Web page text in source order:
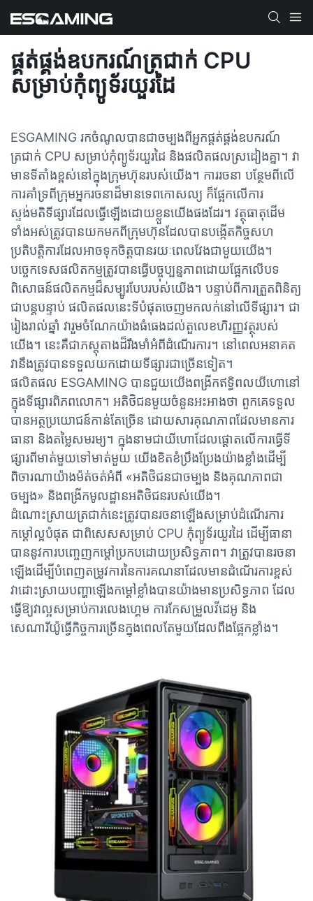
ផ្គត់ផ្គង់ឧបករណ៍ត្រជាក់ CPU
សម្រាប់កុំព្យូទ័រយួរដៃ
ESGAMING រកចំណូលបានជាចម្បងពីអ្នកផ្គត់ផ្គង់ឧបករណ៍
ត្រជាក់ CPU សម្រាប់កុំព្យូទ័រយួរដៃ និងផលិតផលស្រដៀងគ្នា។ វា
មានទីតាំងខ្ពស់នៅក្នុងក្រុមហ៊ុនរបស់យើង។ ការរចនា បន្ថែមពីលើ
ការគាំទ្រពីក្រុមអ្នករចនាដ៏មានទេពកោសល្យ ក៏ផ្អែកលើការ
ស្ទង់មតិទីផ្សារដែលធ្វើឡើងដោយខ្លួនយើងផងដែរ។ វត្ថុធាតុដើម
ទាំងអស់ត្រូវបានយកមកពីក្រុមហ៊ុនដែលបានបង្កើតកិច្ចសហ
ប្រតិបត្តិការដែលអាចទុកចិត្តបានរយៈពេលវែងជាមួយយើង។
បច្ចេកទេសផលិតកម្មត្រូវបានធ្វើបច្ចុប្បន្នភាពដោយផ្អែកលើបទ
ពិសោធន៍ផលិតកម្មដ៏សម្បូរបែបរបស់យើង។ បន្ទាប់ពីការត្រួតពិនិត្យ
ជាបន្តបន្ទាប់ ផលិតផលនេះទីបំផុតចេញមកលក់នៅលើទីផ្សារ។ ជា
រៀងរាល់ឆ្នាំ វារួមចំណែកយ៉ាងធំធេងដល់តួលេខហិរញ្ញវត្ថុរបស់
យើង។ នេះគឺជាភស្តុតាងដ៏រឹងមាំអំពីដំណើរការ។ នៅពេលអនាគត
វានឹងត្រូវបានទទួលយកដោយទីផ្សារជាច្រើនទៀត។
ផលិតផល ESGAMING បានជួយយើងពង្រីកឥទ្ធិពលយីហោនៅ
ក្នុងទីផ្សារពិភពលោក។ អតិថិជនមួយចំនួនអះអាងថា ពួកគេទទួល
បានអត្ថប្រយោជន៍កាន់តែច្រើន ដោយសារគុណភាពដែលមានការ
ធានា និងតម្លៃសមរម្យ។ ក្នុងនាមជាយីហោដែលផ្តោតលើការធ្វើទី
ផ្សារពីមាត់មួយទៅមាត់មួយ យើងខិតខំប្រឹងប្រែងយ៉ាងខ្លាំងដើម្បី
ពិចារណាយ៉ាងម៉ត់ចត់អំពី «អតិថិជនជាចម្បង និងគុណភាពជា
ចម្បង» និងពង្រីកមូលដ្ឋានអតិថិជនរបស់យើង។
ដំណោះស្រាយ​ត្រជាក់​នេះ​ត្រូវ​បាន​រចនា​ឡើង​សម្រាប់​ដំណើរការ​
កម្ដៅ​ល្អ​បំផុត ជាពិសេស​សម្រាប់ CPU កុំព្យូទ័រ​យួរដៃ ដើម្បី​ធានា​
បាន​នូវ​ការ​បញ្ចេញ​កម្ដៅ​ប្រកបដោយ​ប្រសិទ្ធភាព។ វា​ត្រូវ​បាន​រចនា​
ឡើង​ដើម្បី​បំពេញ​តម្រូវការ​នៃ​ការ​គណនា​ដែល​មាន​ដំណើរការ​ខ្ពស់
វា​ដោះស្រាយ​បញ្ហា​ឡើង​កម្ដៅ​ខ្លាំង​បាន​យ៉ាង​មាន​ប្រសិទ្ធភាព ដែល​
ធ្វើ​ឱ្យ​វា​ល្អ​សម្រាប់​ការ​លេង​ហ្គេម ការ​កែ​សម្រួល​វីដេអូ និង​
សេណារីយ៉ូ​ធ្វើ​កិច្ចការ​ច្រើន​ក្នុងពេលតែមួយ​ដែល​ពឹងផ្អែក​ខ្លាំង។